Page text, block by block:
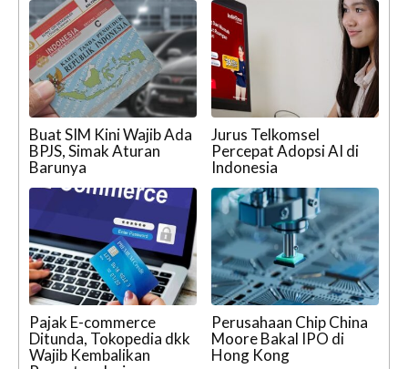
Buat SIM Kini Wajib Ada
BPJS, Simak Aturan
Barunya
Jurus Telkomsel
Percepat Adopsi AI di
Indonesia
Pajak E-commerce
Ditunda, Tokopedia dkk
Wajib Kembalikan
Perusahaan Chip China
Moore Bakal IPO di
Hong Kong